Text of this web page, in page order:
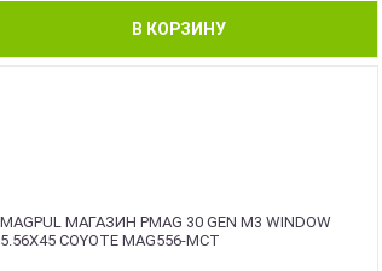
В КОРЗИНУ